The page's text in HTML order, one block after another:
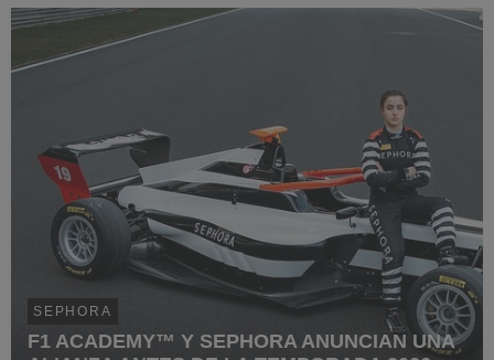
alguien prueba un delineador nuevo,...
SEPHORA
F1 ACADEMY™ Y SEPHORA ANUNCIAN UNA